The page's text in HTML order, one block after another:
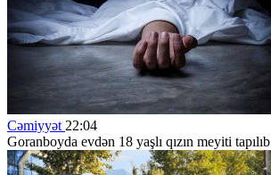
Cəmiyyət 22:04
Goranboyda evdən 18 yaşlı qızın meyiti tapılıb